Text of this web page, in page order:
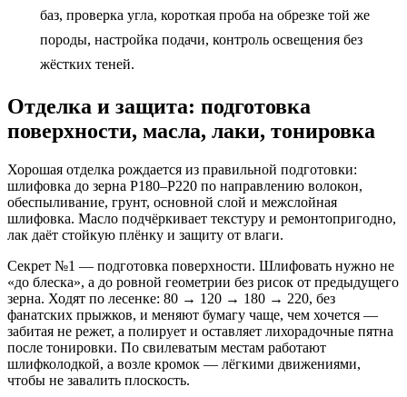
баз, проверка угла, короткая проба на обрезке той же
породы, настройка подачи, контроль освещения без
жёстких теней.
Отделка и защита: подготовка
поверхности, масла, лаки, тонировка
Хорошая отделка рождается из правильной подготовки:
шлифовка до зерна Р180–Р220 по направлению волокон,
обеспыливание, грунт, основной слой и межслойная
шлифовка. Масло подчёркивает текстуру и ремонтопригодно,
лак даёт стойкую плёнку и защиту от влаги.
Секрет №1 — подготовка поверхности. Шлифовать нужно не
«до блеска», а до ровной геометрии без рисок от предыдущего
зерна. Ходят по лесенке: 80 → 120 → 180 → 220, без
фанатских прыжков, и меняют бумагу чаще, чем хочется —
забитая не режет, а полирует и оставляет лихорадочные пятна
после тонировки. По свилеватым местам работают
шлифколодкой, а возле кромок — лёгкими движениями,
чтобы не завалить плоскость.